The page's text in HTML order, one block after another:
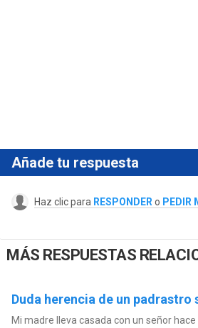
Añade tu respuesta
Haz clic para RESPONDER o PEDIR
MÁS RESPUESTAS
Duda herencia de un padrastro
Mi madre lleva casada con un señor